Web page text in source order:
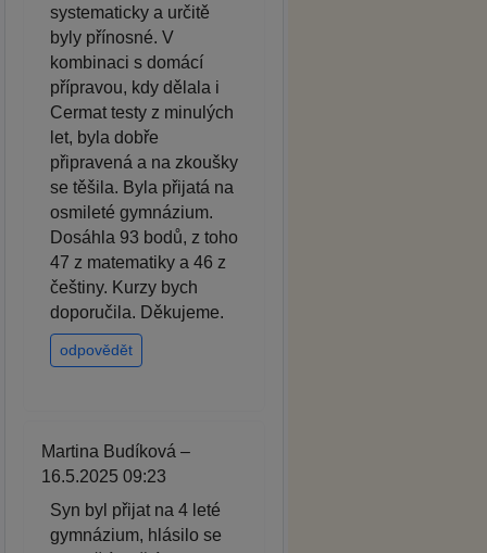
systematicky a určitě
byly přínosné. V
kombinaci s domácí
přípravou, kdy dělala i
Cermat testy z minulých
let, byla dobře
připravená a na zkoušky
se těšila. Byla přijatá na
osmileté gymnázium.
Dosáhla 93 bodů, z toho
47 z matematiky a 46 z
češtiny. Kurzy bych
doporučila. Děkujeme.
odpovědět
Martina Budíková –
16.5.2025 09:23
Syn byl přijat na 4 leté
gymnázium, hlásilo se